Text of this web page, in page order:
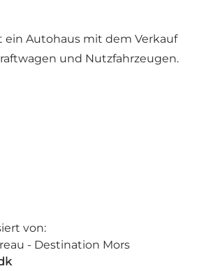
ein Autohaus mit dem Verkauf
und Nutzfahrzeugen.
von:
- Destination Mors